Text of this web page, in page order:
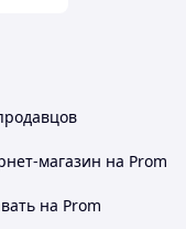
магазин на Prom
на Prom